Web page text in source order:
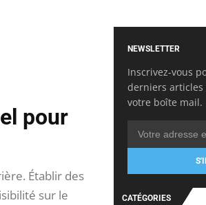
pour
Établir des
sur le
NEWSLETTER
Inscrivez-vous
derniers
votre boîte mail.
CATÉGORIES